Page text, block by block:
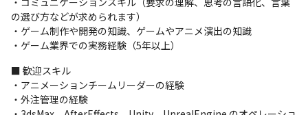
・3DCG の制作開始から納品まで
デザイナーへ制作を依頼する際は、事前に資料を整えるほか、制
作物と技術レベルに合わせてスケジュールを調整するなど、デザ
イナーがパフォーマンスを最大限に引き出せるよう支援します。
デザイナーが作成した制作物をチェックし、修正が必要な場合は
フィードバックを返します。
の選び方などが求められます）
・ゲーム制作や開発の知識、ゲームやアニメ演出の知識
・ゲーム業界での実務経験（5年以上）
■ 歓迎スキル
・アニメーションチームリーダーの経験
・外注管理の経験